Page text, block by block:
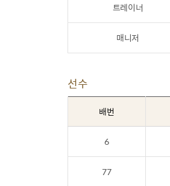
트레이너
매니저
선수
배번
6
77